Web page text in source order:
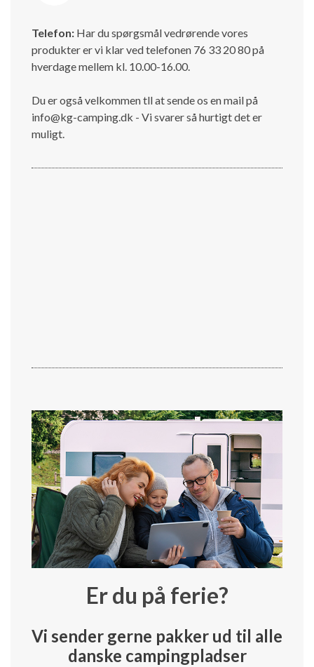
Telefon: Har du spørgsmål vedrørende vores
produkter er vi klar ved telefonen 76 33 20 80 på
hverdage mellem kl. 10.00-16.00.
Du er også velkommen tll at sende os en mail på
info@kg-camping.dk - Vi svarer så hurtigt det er
muligt.
Er du på ferie?
Vi sender gerne pakker ud til alle
danske campingpladser